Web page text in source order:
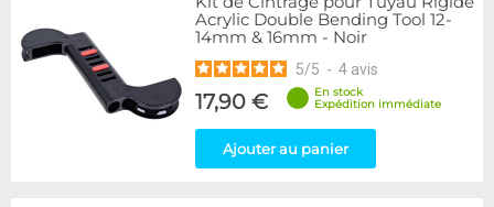
Acrylic Double Bending Tool 12-
14mm & 16mm - Noir
5/5 - 4 avis
17,90 €
En stock
Expédition immédiate
Ajouter au panier